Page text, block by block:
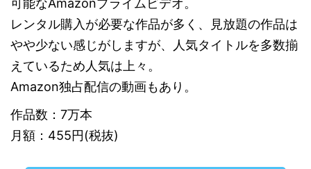
可能なAmazonプライムビデオ。
レンタル購入が必要な作品が多く、見放題の作品は
やや少ない感じがしますが、人気タイトルを多数揃
えているため人気は上々。
Amazon独占配信の動画もあり。
作品数：7万本
月額：455円(税抜)